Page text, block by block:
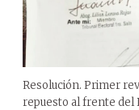
Resolución. Primer
repuesto al frente del